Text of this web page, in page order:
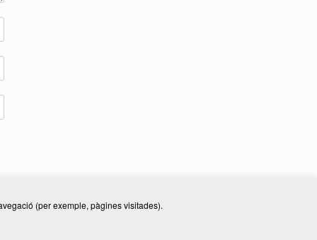
(per exemple, pàgines visitades).